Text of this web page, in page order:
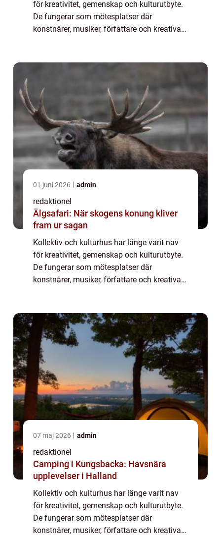
för kreativitet, gemenskap och kulturutbyte.
De fungerar som mötesplatser där
konstnärer, musiker, författare och kreativa
01 juni 2026 admin
redaktionel
Älgsafari: När skogens konung kliver
fram ur sagan
Kollektiv och kulturhus har länge varit nav
för kreativitet, gemenskap och kulturutbyte.
De fungerar som mötesplatser där
konstnärer, musiker, författare och kreativa
07 maj 2026 admin
redaktionel
Camping i Kungsbacka: Havsnära
upplevelser i Halland
Kollektiv och kulturhus har länge varit nav
för kreativitet, gemenskap och kulturutbyte.
De fungerar som mötesplatser där
konstnärer, musiker, författare och kreativa